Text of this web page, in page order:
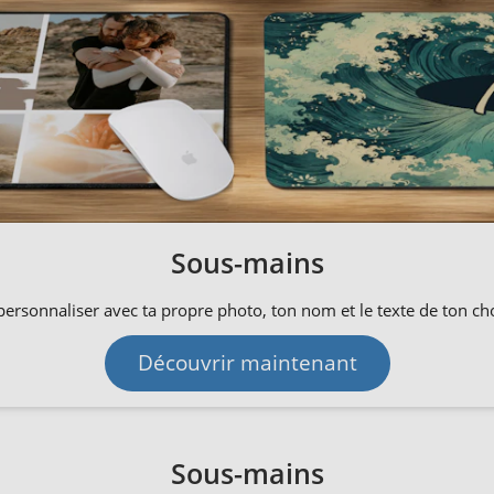
Sous-mains
avec ta propre photo, ton nom et le texte de ton
Découvrir maintenant
Sous-mains